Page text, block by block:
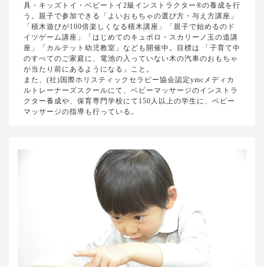
具・キッズトイ・ベビートイ2級インストラクター®の養成を行
う。親子で参加できる「よいおもちゃの選び方・与え方講座」
「積木遊びが100倍楽しくなる積木講座」「親子で始めるのド
イツゲーム講座」「はじめてのキュボロ・スカリーノ玉の道講
座」「カルテット幼児教室」なども開催中。目標は 「子育て中
のすべてのご家庭に、電池の入っていない木の汽車のおもちゃ
が当たり前にあるようになる」こと。
また、(社)国際ホリスティックセラピー協会認定ymcメディカ
ルトレーナーズスクールにて、ベビーマッサージのインストラ
クター養成や、保育専門学校にて150人以上の学生に、ベビー
マッサージの指導も行っている。